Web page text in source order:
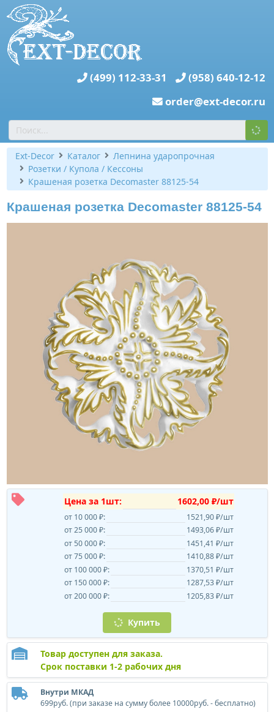
(499) 112-33-31
(958) 640-12-12
order@ext-decor.ru
Ext-Decor Каталог
Лепнина ударопрочная
Розетки / Купола / Кессоны
Крашеная розетка Decomaster 88125-54
Крашеная розетка Decomaster 88125-54
Цена за 1шт: 1602,00 ₽/шт
от 10 000 ₽:
1521,90 ₽/шт
от 25 000 ₽:
1493,06 ₽/шт
от 50 000 ₽:
1451,41 ₽/шт
от 75 000 ₽:
1410,88 ₽/шт
от 100 000 ₽:
1370,51 ₽/шт
от 150 000 ₽:
1287,53 ₽/шт
от 200 000 ₽:
1205,83 ₽/шт
Купить
Товар доступен для заказа.
Срок поставки 1-2 рабочих дня
Внутри МКАД
699руб. (при заказе на сумму более 10000руб. - бесплатно)